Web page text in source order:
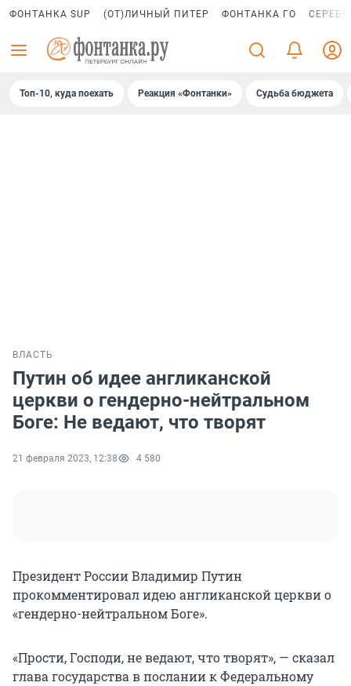
ФОНТАНКА SUP (ОТ)ЛИЧНЫЙ ПИТЕР ФОНТАНКА ГО
Топ-10, куда поехать Реакция «Фонтанки» Судьба бюджета
ВЛАСТЬ
Путин об идее англиканской
церкви о гендерно-нейтральном
Боге: Не ведают, что творят
21 февраля 2023, 12:38 4 580
Президент России Владимир Путин
прокомментировал идею англиканской церкви о
«гендерно-нейтральном Боге».
«Прости, Господи, не ведают, что творят», — сказал
глава государства в послании к Федеральному